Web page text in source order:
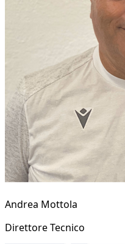
Andrea Mottola
Direttore Tecnico